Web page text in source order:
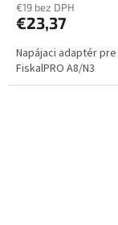
€19 bez DPH
€23,37
Napájaci adaptér pre
FiskalPRO A8/N3